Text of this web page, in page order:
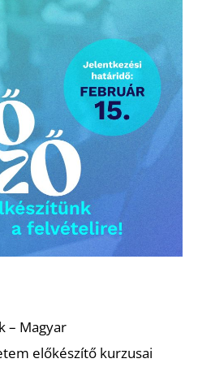
– Magyar
előkészítő kurzusai